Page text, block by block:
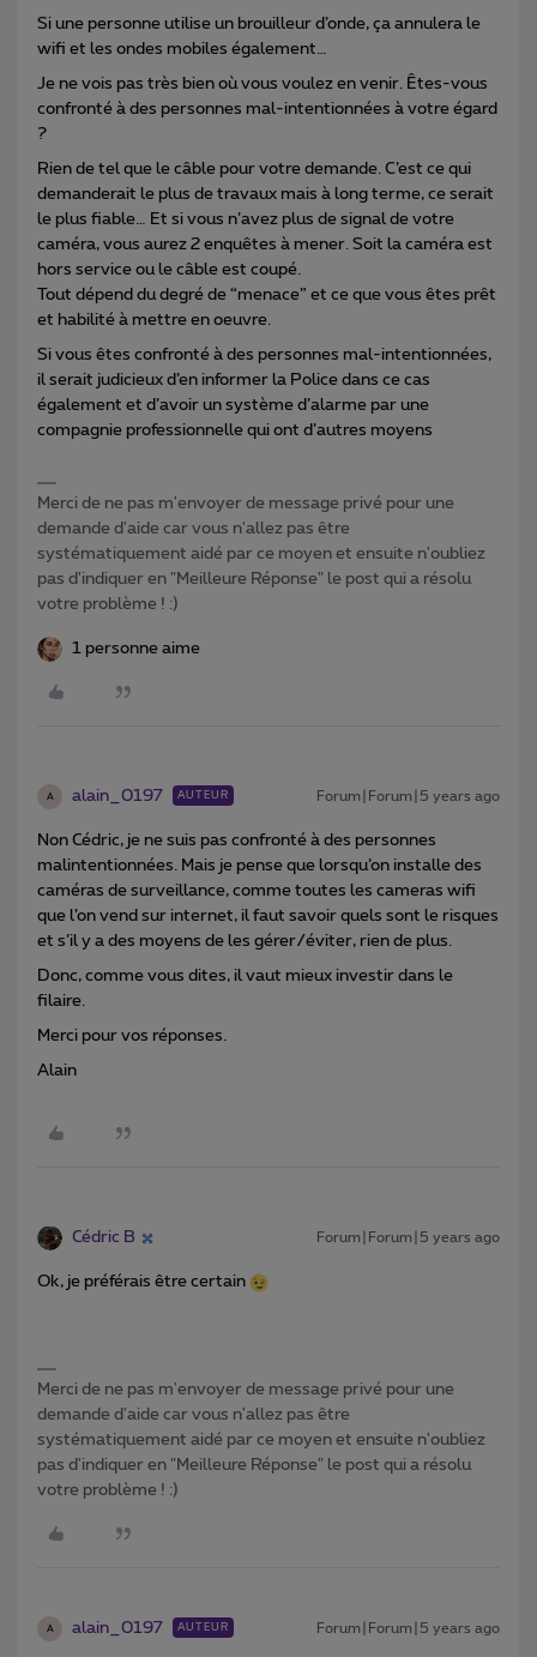
Si une personne utilise un brouilleur d’onde, ça annulera le
wifi et les ondes mobiles également…
Je ne vois pas très bien où vous voulez en venir. Êtes-vous
confronté à des personnes mal-intentionnées à votre égard
?
Rien de tel que le câble pour votre demande. C’est ce qui
demanderait le plus de travaux mais à long terme, ce serait
le plus fiable… Et si vous n’avez plus de signal de votre
caméra, vous aurez 2 enquêtes à mener. Soit la caméra est
hors service ou le câble est coupé.
Tout dépend du degré de “menace” et ce que vous êtes prêt
et habilité à mettre en oeuvre.
Si vous êtes confronté à des personnes mal-intentionnées,
il serait judicieux d’en informer la Police dans ce cas
également et d’avoir un système d’alarme par une
compagnie professionnelle qui ont d’autres moyens
Merci de ne pas m'envoyer de message privé pour une
demande d'aide car vous n'allez pas être
systématiquement aidé par ce moyen et ensuite n'oubliez
pas d'indiquer en "Meilleure Réponse" le post qui a résolu
votre problème ! :)
1 personne aime
A alain_0197 AUTEUR Forum|Forum|5 years ago
Non Cédric, je ne suis pas confronté à des personnes
malintentionnées. Mais je pense que lorsqu’on installe des
caméras de surveillance, comme toutes les cameras wifi
que l’on vend sur internet, il faut savoir quels sont le risques
et s’il y a des moyens de les gérer/éviter, rien de plus.
Donc, comme vous dites, il vaut mieux investir dans le
filaire.
Merci pour vos réponses.
Alain
Cédric B Forum|Forum|5 years ago
Ok, je préférais être certain
Merci de ne pas m'envoyer de message privé pour une
demande d'aide car vous n'allez pas être
systématiquement aidé par ce moyen et ensuite n'oubliez
pas d'indiquer en "Meilleure Réponse" le post qui a résolu
votre problème ! :)
A alain_0197 AUTEUR Forum|Forum|5 years ago